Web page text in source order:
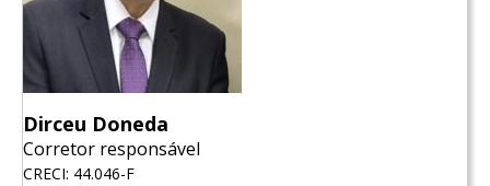
Dirceu Doneda
Corretor responsável
CRECI: 44.046-F